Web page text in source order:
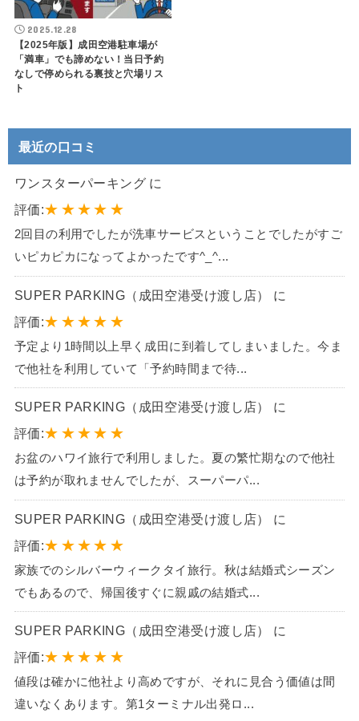
2025.12.28
【2025年版】成田空港駐車場が
「満車」でも諦めない！当日予約
なしで停められる裏技と穴場リス
ト
最近の口コミ
ワンスターパーキング に
評価:★ ★ ★ ★ ★
2回目の利用でしたが洗車サービスということでしたがすご
いピカピカになってよかったです^_^...
SUPER PARKING（成田空港受け渡し店） に
評価:★ ★ ★ ★ ★
予定より1時間以上早く成田に到着してしまいました。今ま
で他社を利用していて「予約時間まで待...
SUPER PARKING（成田空港受け渡し店） に
評価:★ ★ ★ ★ ★
お盆のハワイ旅行で利用しました。夏の繁忙期なので他社
は予約が取れませんでしたが、スーパーパ...
SUPER PARKING（成田空港受け渡し店） に
評価:★ ★ ★ ★ ★
家族でのシルバーウィークタイ旅行。秋は結婚式シーズン
でもあるので、帰国後すぐに親戚の結婚式...
SUPER PARKING（成田空港受け渡し店） に
評価:★ ★ ★ ★ ★
値段は確かに他社より高めですが、それに見合う価値は間
違いなくあります。第1ターミナル出発ロ...